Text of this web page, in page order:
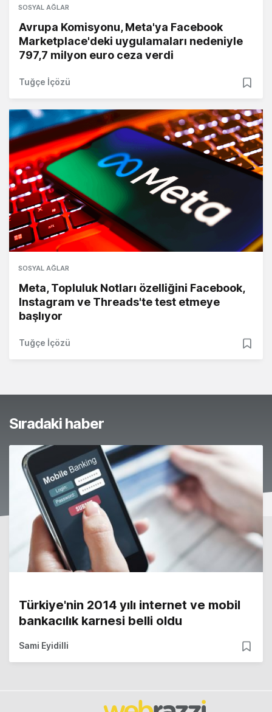
SOSYAL AĞLAR
Avrupa Komisyonu, Meta'ya Facebook
Marketplace'deki uygulamaları nedeniyle
797,7 milyon euro ceza verdi
Tuğçe İçözü
SOSYAL AĞLAR
Meta, Topluluk Notları özelliğini Facebook,
Instagram ve Threads'te test etmeye
başlıyor
Tuğçe İçözü
Sıradaki haber
Türkiye'nin 2014 yılı internet ve mobil
bankacılık karnesi belli oldu
Sami Eyidilli